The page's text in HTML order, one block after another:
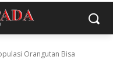
Orangutan Bisa